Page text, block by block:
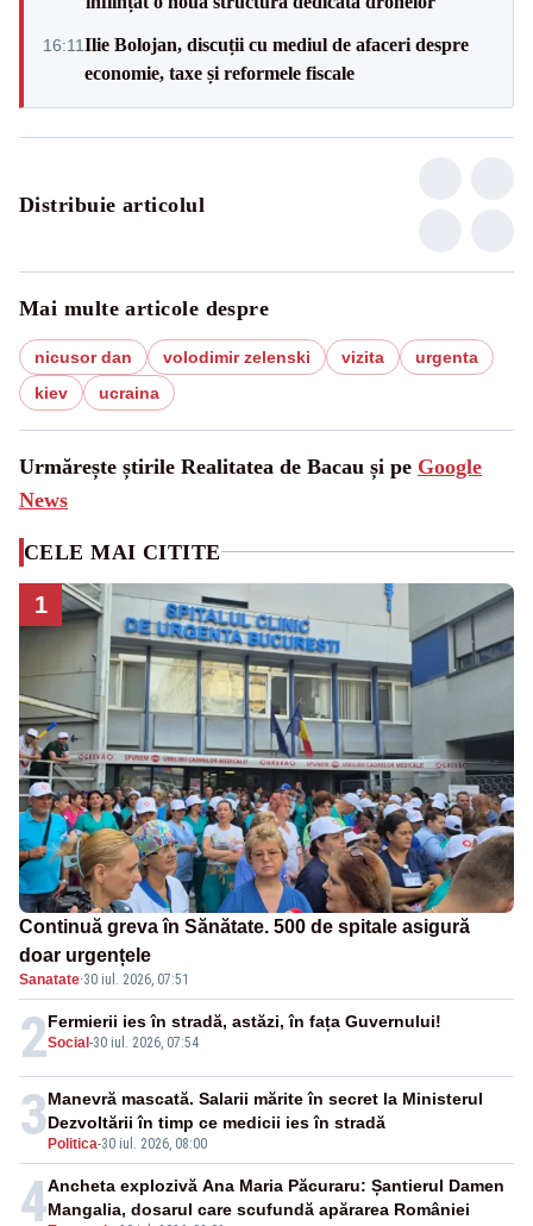
16:11Ilie Bolojan, discuții cu mediul de afaceri despre
economie, taxe și reformele fiscale
Distribuie articolul
Mai multe articole despre
nicusor dan volodimir zelenski vizita
urgenta
kiev
ucraina
Urmărește știrile Realitatea de Bacau și pe Google
News
CELE MAI CITITE
1
Continuă greva în Sănătate. 500 de spitale asigură
doar urgențele
Sanatate·30 iul. 2026, 07:51
2Social -30 iul. 2026, 07:54
Fermierii ies în stradă, astăzi, în fața Guvernului!
3 Politica-30 iul. 2026, 08:00
Manevră mascată. Salarii mărite în secret la Ministerul
Dezvoltării în timp ce medicii ies în stradă
4Ancheta explozivă Ana Maria Păcuraru: Șantierul Damen
Mangalia, dosarul care scufundă apărarea României